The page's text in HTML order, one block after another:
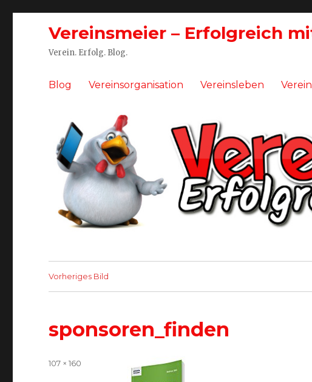
Vereinsmeier – Erfolgreich
Verein. Erfolg. Blog.
Blog Vereinsorganisation Vereinsleben
Vorheriges Bild
sponsoren_finden
Volle
107 × 160